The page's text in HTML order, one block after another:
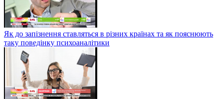
Як до запізнення ставляться в різних країнах та як пояснюють
таку поведінку психоаналітики